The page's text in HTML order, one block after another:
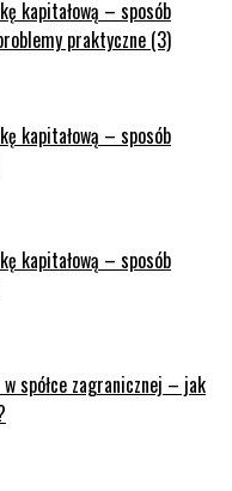
kapitałową – sposób
praktyczne (3)
kapitałową – sposób
kapitałową – sposób
spółce zagranicznej – jak